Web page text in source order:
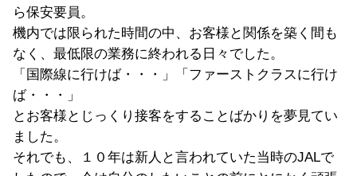
ら保安要員。
機内では限られた時間の中、お客様と関係を築く間も
なく、最低限の業務に終われる日々でした。
「国際線に行けば・・・」「ファーストクラスに行け
ば・・・」
とお客様とじっくり接客をすることばかりを夢見てい
ました。
それでも、１０年は新人と言われていた当時のJALで